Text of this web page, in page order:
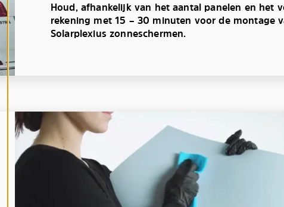
Houd, afhankelijk van het aantal panelen en het
rekening met 15 – 30 minuten voor de montage
Solarplexius zonneschermen.